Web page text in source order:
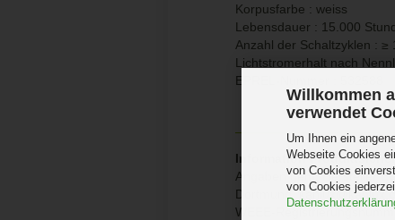
Willkommen
verwendet
Um Ihnen ein
Webseite Cookies
von Cookies
von Cookies
Korpusfarbe : weiss
Lebensdauer : 15.000
Anzahl der Schaltzyklen : ≥
Lichtstromerhalt nach
EPREL-Nummer : 532588
Information
Angaben gem. Hersteller
Dortmund,
WEEE-